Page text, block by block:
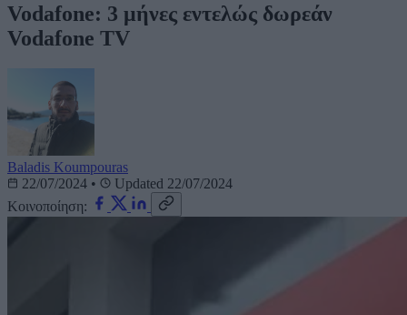
Vodafone: 3 μήνες εντελώς δωρεάν
Vodafone TV
Baladis Koumpouras
22/07/2024 •
Updated 22/07/2024
Κοινοποίηση: